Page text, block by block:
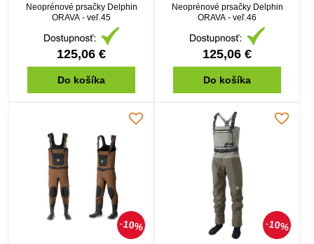
Neoprénové prsačky Delphin
ORAVA - veľ.45
125,06 €
Do košíka
Neoprénové prsačky Delphin
ORAVA - veľ.46
125,06 €
Do košíka
10% 10%